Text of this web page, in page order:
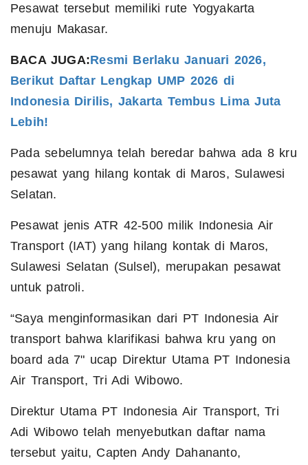
Pesawat tersebut memiliki rute Yogyakarta
menuju Makasar.
BACA JUGA:Resmi Berlaku Januari 2026,
Berikut Daftar Lengkap UMP 2026 di
Indonesia Dirilis, Jakarta Tembus Lima Juta
Lebih!
Pada sebelumnya telah beredar bahwa ada 8 kru
pesawat yang hilang kontak di Maros, Sulawesi
Selatan.
Pesawat jenis ATR 42-500 milik Indonesia Air
Transport (IAT) yang hilang kontak di Maros,
Sulawesi Selatan (Sulsel), merupakan pesawat
untuk patroli.
“Saya menginformasikan dari PT Indonesia Air
transport bahwa klarifikasi bahwa kru yang on
board ada 7" ucap Direktur Utama PT Indonesia
Air Transport, Tri Adi Wibowo.
Direktur Utama PT Indonesia Air Transport, Tri
Adi Wibowo telah menyebutkan daftar nama
tersebut yaitu, Capten Andy Dahananto,